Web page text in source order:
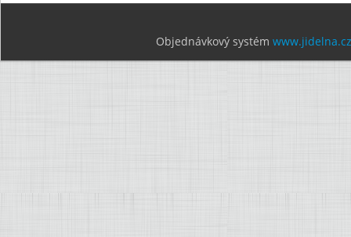
Objednávkový systém www.jidelna.cz